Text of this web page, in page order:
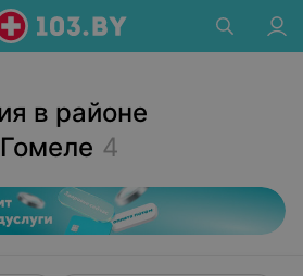
в районе
4